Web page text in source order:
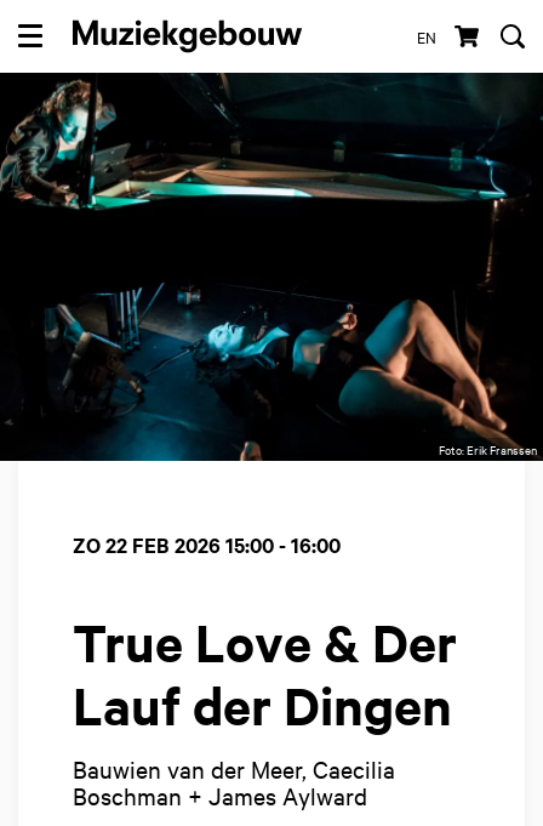
EN
Menu
Foto: Erik Franssen
True Love & Der
Lauf der Dingen
Bauwien van der Meer, Caecilia
Boschman + James Aylward
ZO 22 FEB 2026 15:00 - 16:00